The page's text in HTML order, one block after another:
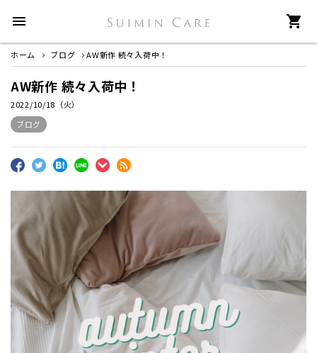
menu shopping_cart
ホーム ブログ AW新作 続々入荷中！
AW新作 続々入荷中！
2022/10/18（火）
ブログ